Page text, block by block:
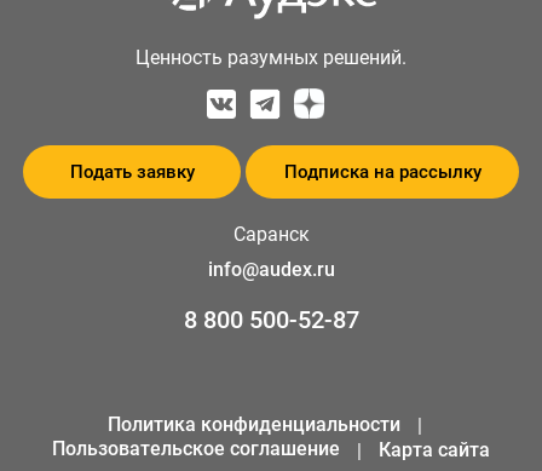
Ценность разумных решений.
Подать заявку Подписка на рассылку
Саранск
info@audex.ru
8 800 500-52-87
Политика конфиденциальности
Пользовательское соглашение
Карта сайта